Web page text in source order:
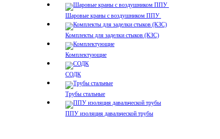
Шаровые краны с воздушником ППУ
Комплекты для заделки стыков (КЗС)
Комплектующие
СОДК
Трубы стальные
ППУ изоляция давальческой трубы